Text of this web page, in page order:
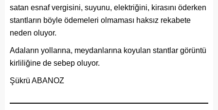
satan esnaf vergisini, suyunu, elektriğini, kirasını öderken
stantların böyle ödemeleri olmaması haksız rekabete
neden oluyor.
Adaların yollarına, meydanlarına koyulan stantlar görüntü
kirliliğine de sebep oluyor.
Şükrü ABANOZ